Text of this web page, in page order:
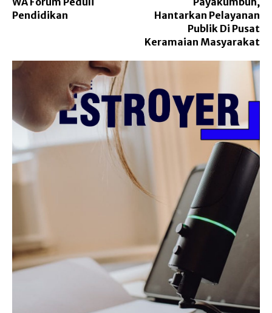
Pendidikan
Hantarkan Pelayanan
Publik Di Pusat
Keramaian Masyarakat